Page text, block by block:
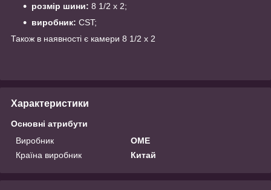
розмір шини: 8 1/2 х 2;
виробник: CST;
Також в наявності є камери 8 1/2 х 2
Характеристики
Основні атрибути
Виробник
OME
Країна виробник
Китай